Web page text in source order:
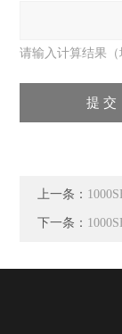
请输入计算结果
上一条：
下一条：